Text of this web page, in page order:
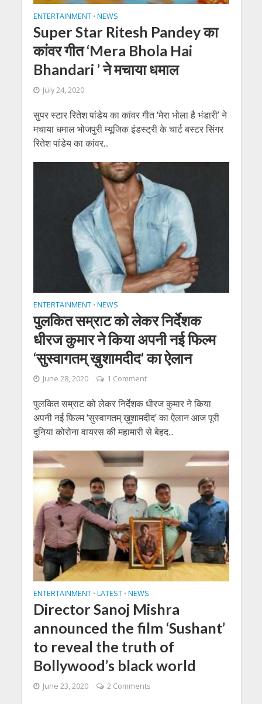
ENTERTAINMENT • NEWS
Super Star Ritesh Pandey का
कांवर गीत ‘Mera Bhola Hai
Bhandari ’ ने मचाया धमाल
July 24, 2020
सुपर स्‍टार रितेश पांडेय का कांवर गीत ‘मेरा भोला है भंडारी’ ने
मचाया धमाल भोजपुरी म्‍यूजिक इंडस्‍ट्री के चार्ट बस्‍टर सिंगर
रितेश पांडेय का कांवर...
ENTERTAINMENT • NEWS
पुलकित सम्राट को लेकर निर्देशक
धीरज कुमार ने किया अपनी नई फिल्‍म
‘सुस्वागतम् ख़ुशामदीद’ का ऐलान
June 28, 2020 1 Comment
पुलकित सम्राट को लेकर निर्देशक धीरज कुमार ने किया
अपनी नई फिल्‍म ‘सुस्वागतम् ख़ुशामदीद’ का ऐलान आज पूरी
दुनिया कोरोना वायरस की महामारी से बेहद...
ENTERTAINMENT • LATEST • NEWS
Director Sanoj Mishra
announced the film ‘Sushant’
to reveal the truth of
Bollywood’s black world
June 23, 2020 2 Comments